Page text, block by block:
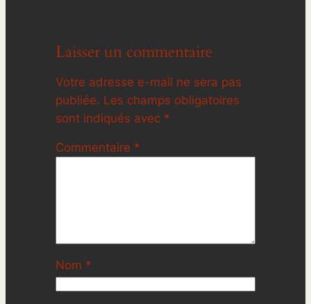
Laisser un commentaire
Votre adresse e-mail ne sera pas
publiée. Les champs obligatoires
sont indiqués avec *
Commentaire *
Nom *